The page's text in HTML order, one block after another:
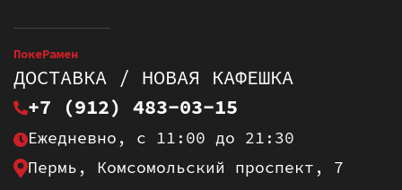
ПокеРамен
ДОСТАВКА / НОВАЯ КАФЕШКА
+7 (912) 483-03-15
Ежедневно, с 11:00 до 21:30
Пермь, Комсомольский проспект, 7